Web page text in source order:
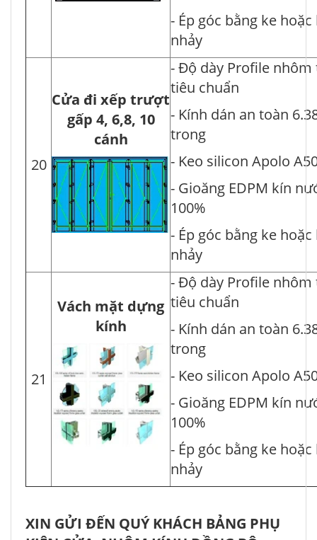
- Ép góc bằng ke hoặc
nhảy
20
Cửa đi xếp trượt
gấp 4, 6,8, 10
cánh
- Độ dày Profile nhôm
tiêu chuẩn
- Kính dán an toàn
trong
- Keo silicon Apolo
- Gioăng EDPM kín
100%
- Ép góc bằng ke hoặc
nhảy
21
Vách mặt dựng
kính
- Độ dày Profile nhôm
tiêu chuẩn
- Kính dán an toàn
trong
- Keo silicon Apolo
- Gioăng EDPM kín
100%
- Ép góc bằng ke hoặc
nhảy
XIN GỬI ĐẾN QUÝ KHÁCH BẢNG PHỤ